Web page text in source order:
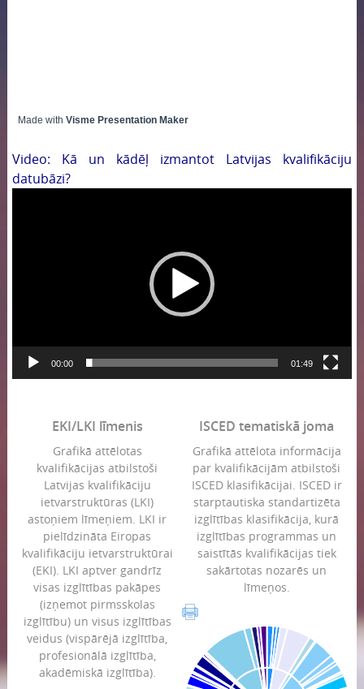
Made with Visme Presentation Maker
Video: Kā un kādēļ izmantot Latvijas kvalifikāciju
datubāzi?
00:00 01:49
EKI/LKI līmenis
Grafikā attēlotas
kvalifikācijas atbilstoši
Latvijas kvalifikāciju
ietvarstruktūras (LKI)
astoņiem līmeņiem. LKI ir
pielīdzināta Eiropas
kvalifikāciju ietvarstruktūrai
(EKI). LKI aptver gandrīz
visas izglītības pakāpes
(izņemot pirmsskolas
izglītību) un visus izglītības
veidus (vispārējā izglītība,
profesionālā izglītība,
akadēmiskā izglītība).
ISCED tematiskā joma
Grafikā attēlota informācija
par kvalifikācijām atbilstoši
ISCED klasifikācijai. ISCED ir
starptautiska standartizēta
izglītības klasifikācija, kurā
izglītības programmas un
saistītās kvalifikācijas tiek
sakārtotas nozarēs un
līmeņos.